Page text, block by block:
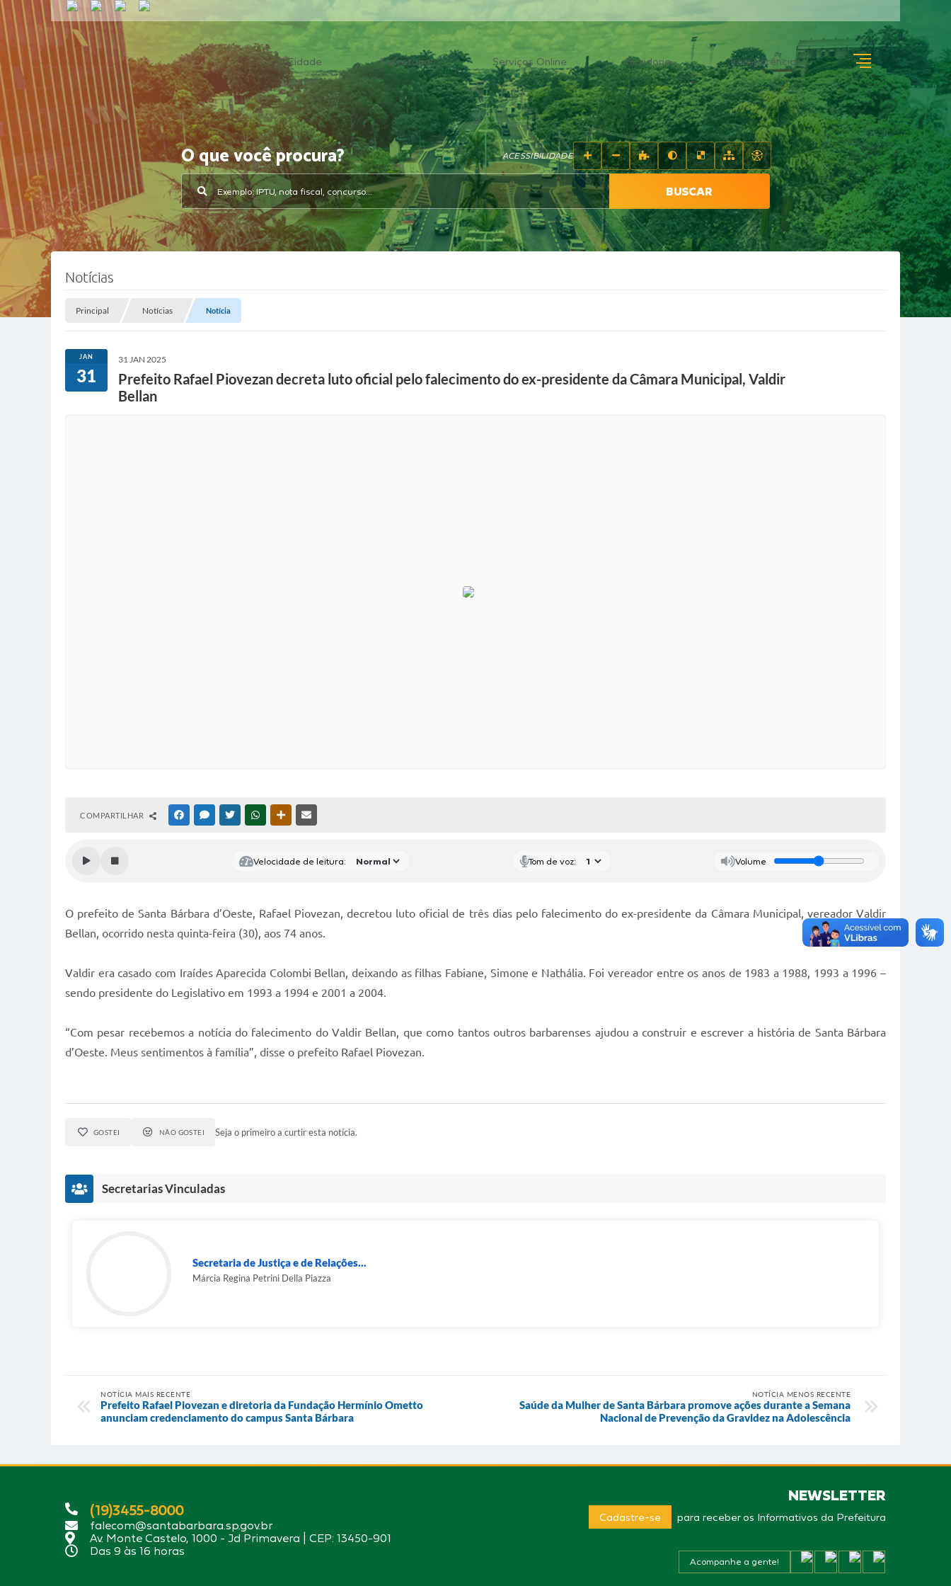
A Cidade Secretarias Serviços Online Ouvidoria Transparência
O que você procura?
BUSCAR
ACESSIBILIDADE
Notícias
Principal Notícias Notícia
JAN
31
31 JAN 2025
Prefeito Rafael Piovezan decreta luto oficial pelo falecimento do ex-presidente da Câmara Municipal, Valdir
Bellan
COMPARTILHAR FACEBOOKMESSENGER
TWITTERWHATSAPPOUTRAS MÍDIAS
Velocidade de leitura: Tom de voz: Volume
O prefeito de Santa Bárbara d’Oeste, Rafael Piovezan, decretou luto oficial de três dias pelo falecimento do ex-presidente da Câmara Municipal, vereador Valdir
Bellan, ocorrido nesta quinta-feira (30), aos 74 anos.
Valdir era casado com Iraídes Aparecida Colombi Bellan, deixando as filhas Fabiane, Simone e Nathália. Foi vereador entre os anos de 1983 a 1988, 1993 a 1996 –
sendo presidente do Legislativo em 1993 a 1994 e 2001 a 2004.
“Com pesar recebemos a notícia do falecimento do Valdir Bellan, que como tantos outros barbarenses ajudou a construir e escrever a história de Santa Bárbara
d’Oeste. Meus sentimentos à família”, disse o prefeito Rafael Piovezan.
GOSTEI NÃO GOSTEI Seja o primeiro a curtir esta notícia.
Secretarias Vinculadas
Secretaria de Justiça e de Relações...
Márcia Regina Petrini Della Piazza
NOTÍCIA MAIS RECENTE
Prefeito Rafael Piovezan e diretoria da Fundação Hermínio Ometto
anunciam credenciamento do campus Santa Bárbara
NOTÍCIA MENOS RECENTE
Saúde da Mulher de Santa Bárbara promove ações durante a Semana
Nacional de Prevenção da Gravidez na Adolescência
(19)3455-8000
falecom@santabarbara.sp.gov.br
Av. Monte Castelo, 1000 - Jd Primavera | CEP: 13450-901
Das 9 às 16 horas
NEWSLETTER
Cadastre-se para receber os Informativos da Prefeitura
Acompanhe a gente!